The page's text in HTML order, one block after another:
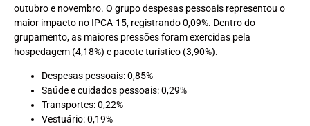
outubro e novembro. O grupo despesas pessoais representou o
maior impacto no IPCA-15, registrando 0,09%. Dentro do
grupamento, as maiores pressões foram exercidas pela
hospedagem (4,18%) e pacote turístico (3,90%).
Despesas pessoais: 0,85%
Saúde e cuidados pessoais: 0,29%
Transportes: 0,22%
Vestuário: 0,19%